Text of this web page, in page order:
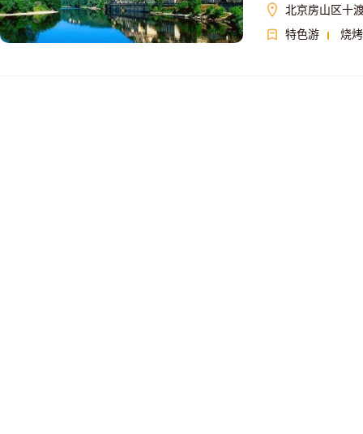
北京房山区十
特色游
烧烤